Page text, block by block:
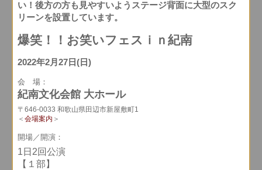
爆笑！！お笑いフェスｉｎ紀南
2022年2月27日(日)
会 場：
紀南文化会館 大ホール
〒646-0033 和歌山県田辺市新屋敷町1
＜ 会場案内 ＞
開場／開演：
1日2回公演
【１部】